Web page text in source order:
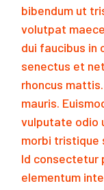
bibendum ut
volutpat
dui faucibus in
senectus et
rhoncus
mauris.
vulputate odio
morbi tristique
Id consectetur
elementum